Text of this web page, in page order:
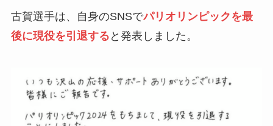
古賀選手は、自身のSNSでパリオリンピックを最
後に現役を引退する と発表しました。